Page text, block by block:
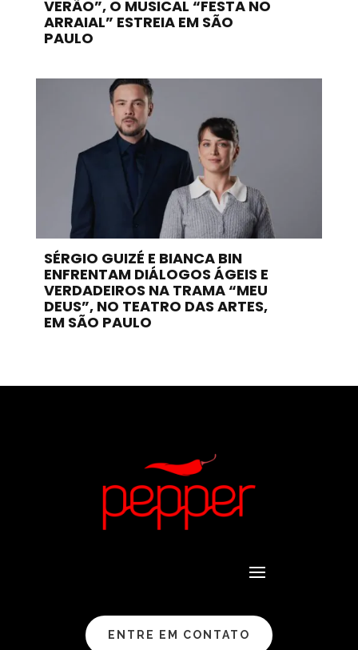
VERÃO”, O MUSICAL “FESTA NO
ARRAIAL” ESTREIA EM SÃO
PAULO
SÉRGIO GUIZÉ E BIANCA BIN
ENFRENTAM DIÁLOGOS ÁGEIS E
VERDADEIROS NA TRAMA “MEU
DEUS”, NO TEATRO DAS ARTES,
EM SÃO PAULO
ENTRE EM CONTATO